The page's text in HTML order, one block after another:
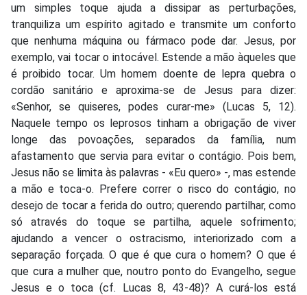
um simples toque ajuda a dissipar as perturbações,
tranquiliza um espírito agitado e transmite um conforto
que nenhuma máquina ou fármaco pode dar. Jesus, por
exemplo, vai tocar o intocável. Estende a mão àqueles que
é proibido tocar. Um homem doente de lepra quebra o
cordão sanitário e aproxima-se de Jesus para dizer:
«Senhor, se quiseres, podes curar-me» (Lucas 5, 12).
Naquele tempo os leprosos tinham a obrigação de viver
longe das povoações, separados da família, num
afastamento que servia para evitar o contágio. Pois bem,
Jesus não se limita às palavras - «Eu quero» -, mas estende
a mão e toca-o. Prefere correr o risco do contágio, no
desejo de tocar a ferida do outro; querendo partilhar, como
só através do toque se partilha, aquele sofrimento;
ajudando a vencer o ostracismo, interiorizado com a
separação forçada. O que é que cura o homem? O que é
que cura a mulher que, noutro ponto do Evangelho, segue
Jesus e o toca (cf. Lucas 8, 43-48)? A curá-los está